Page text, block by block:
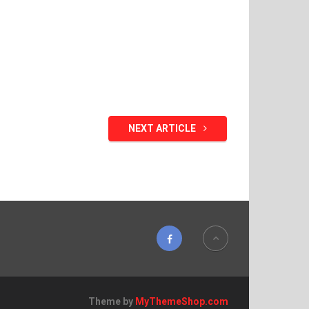
NEXT ARTICLE
Theme by MyThemeShop.com